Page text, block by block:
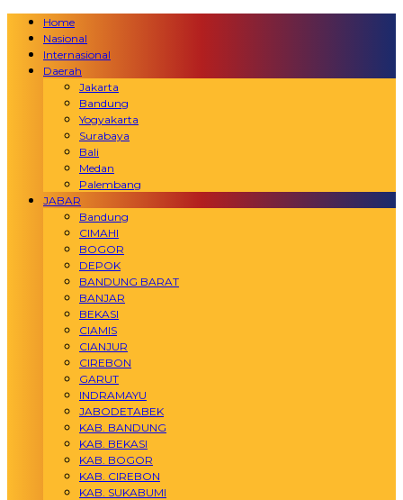
Home
Nasional
Internasional
Daerah
Jakarta
Bandung
Yogyakarta
Surabaya
Bali
Medan
Palembang
JABAR
Bandung
CIMAHI
BOGOR
DEPOK
BANDUNG BARAT
BANJAR
BEKASI
CIAMIS
CIANJUR
CIREBON
GARUT
INDRAMAYU
JABODETABEK
KAB. BANDUNG
KAB. BEKASI
KAB. BOGOR
KAB. CIREBON
KAB. SUKABUMI